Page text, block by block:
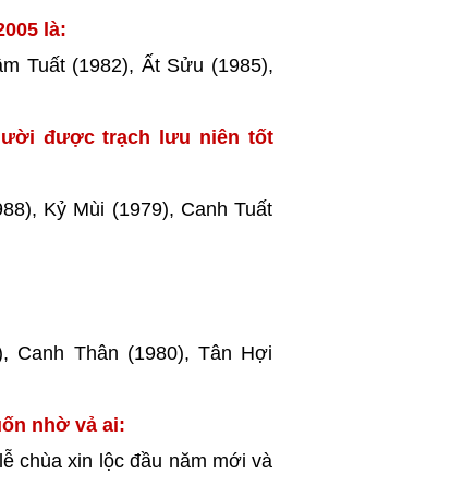
là:
Tuất (1982), Ất Sửu (1985),
được trạch lưu niên tốt
Kỷ Mùi (1979), Canh Tuất
Canh Thân (1980), Tân Hợi
nhờ vả ai:
chùa xin lộc đầu năm mới và